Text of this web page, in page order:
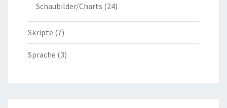
Schaubilder/Charts (24)
Skripte (7)
Sprache (3)